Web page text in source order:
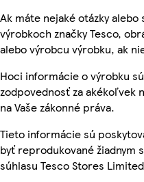
Ak máte nejaké otázky
výrobkoch značky Tesco,
alebo výrobcu výrobku, ak
Hoci informácie o výrobku
zodpovednosť za akékoľvek
na Vaše zákonné práva.
Tieto informácie sú
byť reprodukované žiadnym
súhlasu Tesco Stores